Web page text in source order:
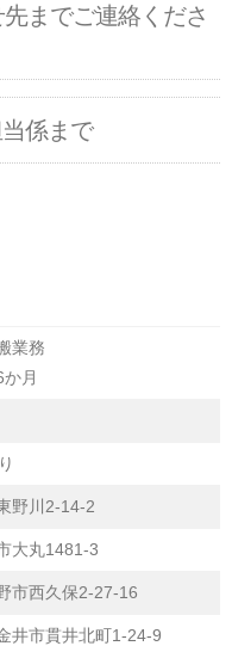
までご連絡くださ
係まで
業務
月
野川2-14-2
大丸1481-3
西久保2-27-16
市貫井北町1-24-9